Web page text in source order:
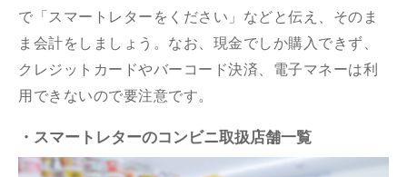
で「スマートレターをください」などと伝え、そのま
ま会計をしましょう。なお、現金でしか購入できず、
クレジットカードやバーコード決済、電子マネーは利
用できないので要注意です。
・スマートレターのコンビニ取扱店舗一覧